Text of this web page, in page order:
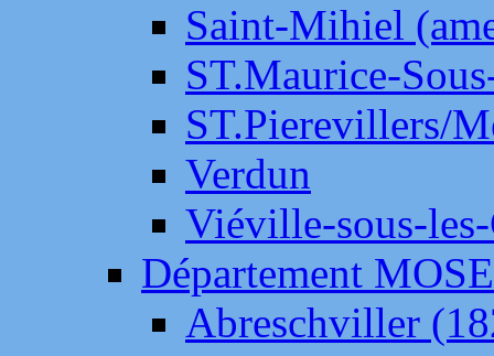
Saint-Mihiel
ST.Maurice-
ST.Pierevillers/
Verdun
Viéville-sous-
Département
Abreschviller